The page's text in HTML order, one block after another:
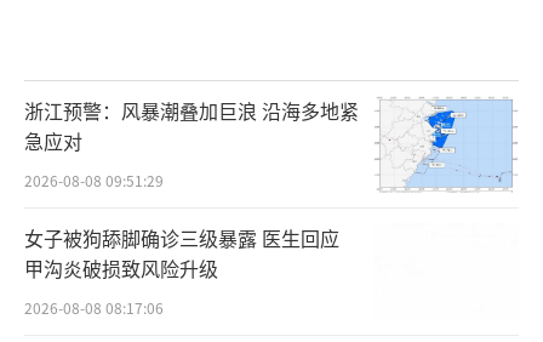
浙江预警：风暴潮叠加巨浪 沿海多地紧
急应对
2026-08-08 09:51:29
女子被狗舔脚确诊三级暴露 医生回应
甲沟炎破损致风险升级
2026-08-08 08:17:06